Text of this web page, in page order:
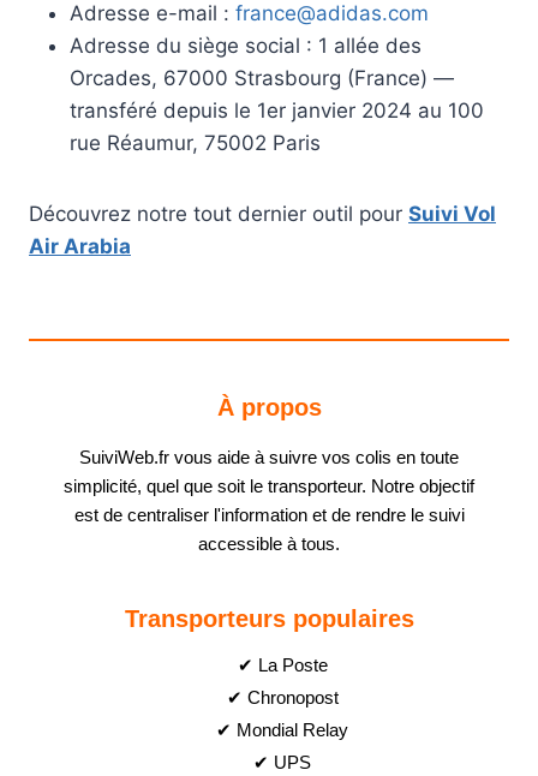
Adresse e-mail : france@adidas.com
Adresse du siège social : 1 allée des
Orcades, 67000 Strasbourg (France) —
transféré depuis le 1er janvier 2024 au 100
rue Réaumur, 75002 Paris
Découvrez notre tout dernier outil pour Suivi Vol
Air Arabia
À propos
SuiviWeb.fr vous aide à suivre vos colis en toute
simplicité, quel que soit le transporteur. Notre objectif
est de centraliser l'information et de rendre le suivi
accessible à tous.
Transporteurs populaires
✔ La Poste
✔ Chronopost
✔ Mondial Relay
✔ UPS